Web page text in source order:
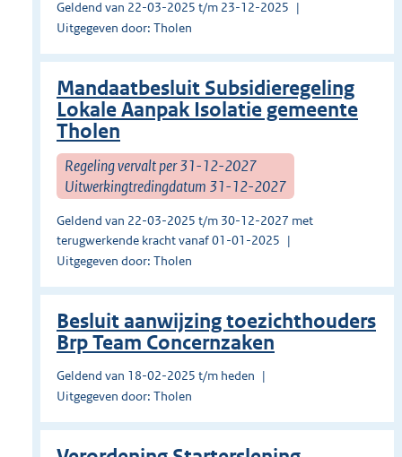
Geldend van 22-03-2025 t/m 23-12-2025
Uitgegeven door: Tholen
Mandaatbesluit Subsidieregeling
Lokale Aanpak Isolatie gemeente
Tholen
Regeling vervalt per 31-12-2027
Uitwerkingtredingdatum 31-12-2027
Geldend van 22-03-2025 t/m 30-12-2027 met
terugwerkende kracht vanaf 01-01-2025
Uitgegeven door: Tholen
Besluit aanwijzing toezichthouders
Brp Team Concernzaken
Geldend van 18-02-2025 t/m heden
Uitgegeven door: Tholen